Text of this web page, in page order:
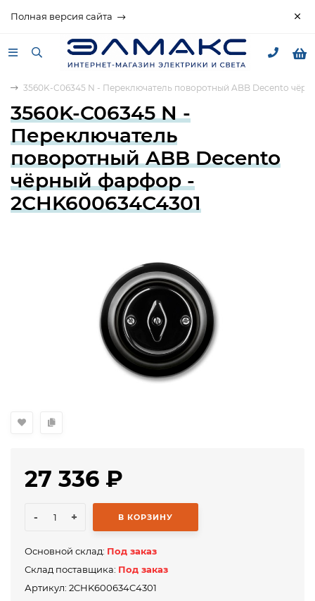
Полная версия сайта
3560K-C06345 N - Переключатель поворотный ABB Decento
3560K-C06345 N -
Переключатель
поворотный ABB Decento
чёрный фарфор -
2CHK600634C4301
27 336 ₽
- + В КОРЗИНУ
Основной склад: Под заказ
Склад поставщика: Под заказ
Артикул: 2CHK600634C4301